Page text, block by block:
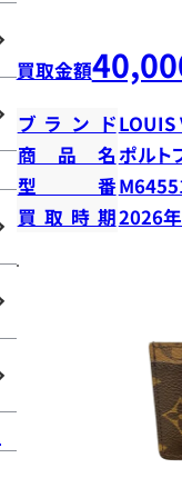
買取金額
ブランドLOUIS
商品名ポルト
型番
買取時期2026